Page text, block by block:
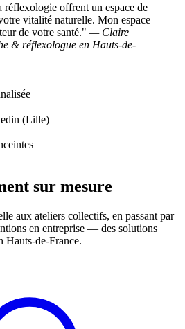
réflexologie offrent un espace de
vitalité naturelle. Mon espace
de votre santé." — Claire
& réflexologue en Hauts-de-
(Lille)
sur mesure
aux ateliers collectifs, en passant par
en entreprise — des solutions
Hauts-de-France.